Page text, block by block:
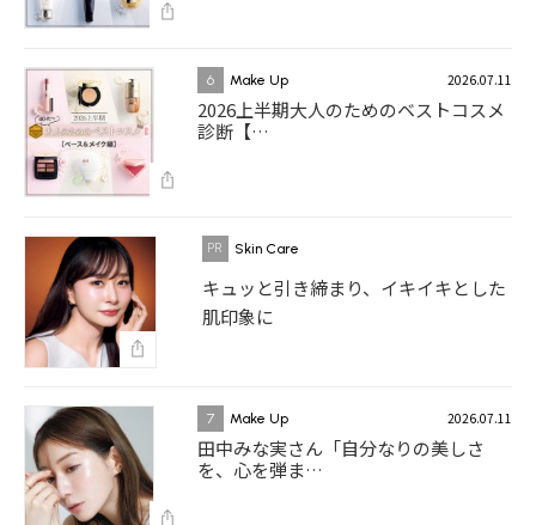
6 Make Up 2026.07.11
2026上半期大人のためのベストコスメ
診断【…
Skin Care
キュッと引き締まり、イキイキとした
肌印象に
7 Make Up 2026.07.11
田中みな実さん「自分なりの美しさ
を、心を弾ま…